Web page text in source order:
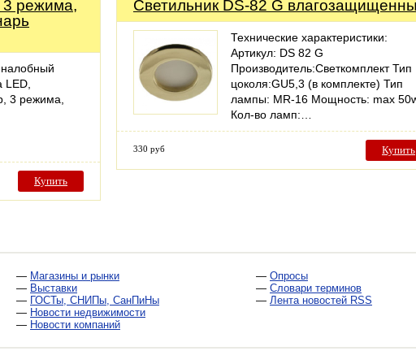
режима,
LED,
3 режима,
Купить
Светильник DS-82 G
Технические характеристики:
Артикул: DS 82 G
Производитель:Светкомплект Тип
цоколя:GU5,3 (в комплекте) Тип
лампы: MR-16 Мощность: max
Кол-во ламп:…
330 руб Купить
— Магазины и рынки
— Выставки
— ГОСТы, СНИПы, СанПиНы
— Новости недвижимости
— Новости компаний
— Опросы
— Словари терминов
— Лента новостей RSS